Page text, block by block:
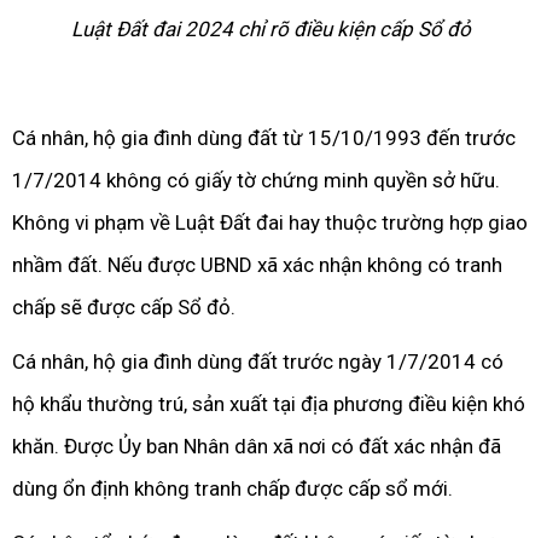
Luật Đất đai 2024 chỉ rõ điều kiện cấp Sổ đỏ
Cá nhân, hộ gia đình dùng đất từ 15/10/1993 đến trước
1/7/2014 không có giấy tờ chứng minh quyền sở hữu.
Không vi phạm về Luật Đất đai hay thuộc trường hợp giao
nhầm đất. Nếu được UBND xã xác nhận không có tranh
chấp sẽ được cấp Sổ đỏ.
Cá nhân, hộ gia đình dùng đất trước ngày 1/7/2014 có
hộ khẩu thường trú, sản xuất tại địa phương điều kiện khó
khăn. Được Ủy ban Nhân dân xã nơi có đất xác nhận đã
dùng ổn định không tranh chấp được cấp sổ mới.